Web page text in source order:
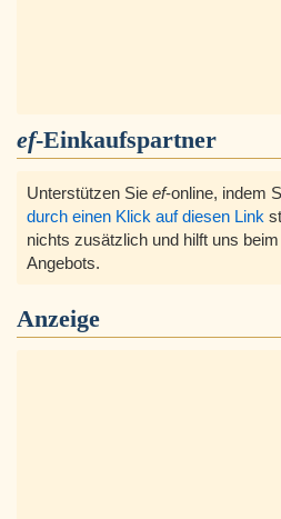
ef-Einkaufspartner
Unterstützen Sie ef-online, indem
durch einen Klick auf diesen Link
nichts zusätzlich und hilft uns
Angebots.
Anzeige